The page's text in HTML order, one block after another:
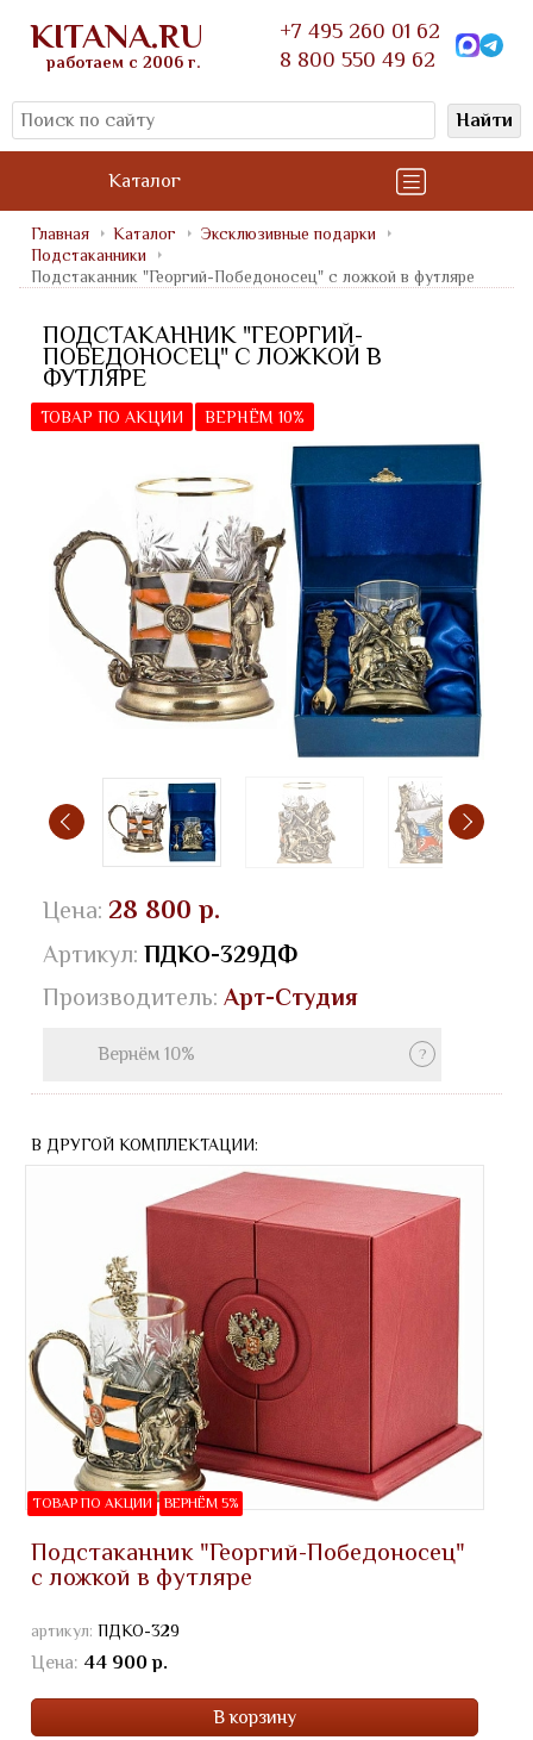
KITANA.RU
работаем с 2006 г.
+7 495 260 01 62
8 800 550 49 62
Найти
Каталог
Главная Каталог
Эксклюзивные подарки
Подстаканники
Подстаканник "Георгий-Победоносец" с ложкой в футляре
ПОДСТАКАННИК "ГЕОРГИЙ-
ПОБЕДОНОСЕЦ" С ЛОЖКОЙ В
ФУТЛЯРЕ
ТОВАР ПО АКЦИИ ВЕРНЁМ 10%
Цена: 28 800 р.
Артикул: ПДКО-329ДФ
Производитель: Арт-Студия
Вернём 10%
В ДРУГОЙ КОМПЛЕКТАЦИИ:
ТОВАР ПО АКЦИИ ВЕРНЁМ 5%
Подстаканник "Георгий-Победоносец"
с ложкой в футляре
артикул: ПДКО-329
Цена: 44 900 р.
В корзину